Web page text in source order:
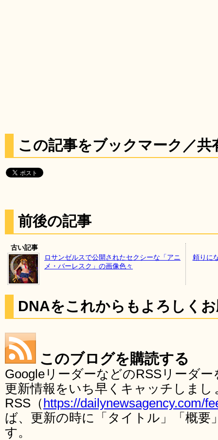
この記事をブックマーク／共
前後の記事
古い記事
ロサンゼルスで公開されたセクシーな「アニ
メ・バーレスク」の画像色々
頼りに
DNAをこれからもよろしく
このブログを購読する
GoogleリーダーなどのRSSリーダ
更新情報をいち早くキャッチしま
RSS（ https://dailynewsagency.com/
ば、更新の時に「タイトル」「概要
す。